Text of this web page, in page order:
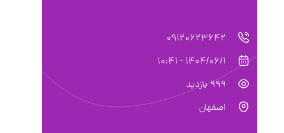
09120623642
1404/06/1 - 10:41
999 بازدید
اصفهان